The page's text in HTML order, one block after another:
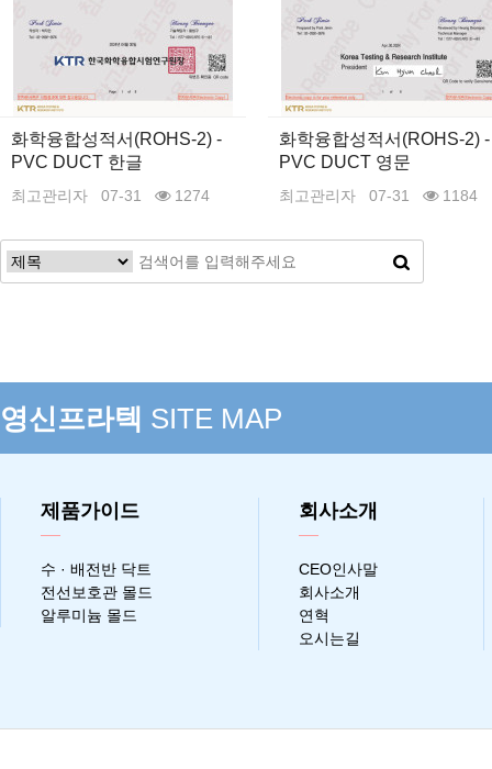
화학융합성적서(ROHS-2) -
PVC DUCT 한글
최고관리자 07-31 1274
화학융합성적서(ROHS-2) -
PVC DUCT 영문
최고관리자 07-31 1184
영신프라텍 SITE MAP
제품가이드
수 · 배전반 닥트
전선보호관 몰드
알루미늄 몰드
회사소개
CEO인사말
회사소개
연혁
오시는길